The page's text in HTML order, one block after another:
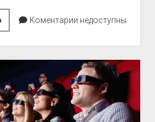
Как
выбрать
анаболики
Коментарии недоступны